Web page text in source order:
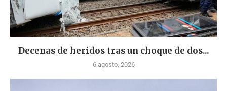
Decenas de heridos tras un choque de dos...
6 agosto, 2026